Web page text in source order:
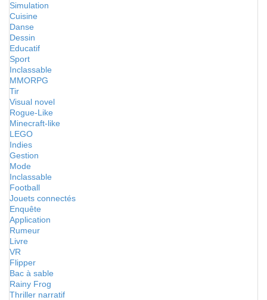
Simulation
Cuisine
Danse
Dessin
Educatif
Sport
Inclassable
MMORPG
Tir
Visual novel
Rogue-Like
Minecraft-like
LEGO
Indies
Gestion
Mode
Inclassable
Football
Jouets connectés
Enquête
Application
Rumeur
Livre
VR
Flipper
Bac à sable
Rainy Frog
Thriller narratif